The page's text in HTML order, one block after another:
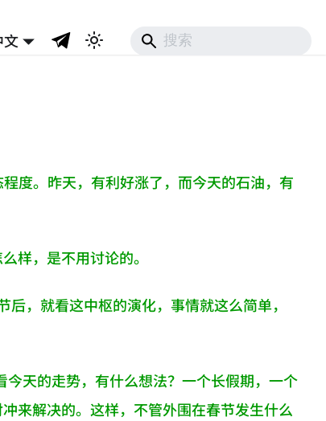
文
度。昨天，有利好涨了，而今天的石油，有
样，是不用讨论的。
，就看这中枢的演化，事情就这么简单，
天的走势，有什么想法？一个长假期，一个
来解决的。这样，不管外围在春节发生什么